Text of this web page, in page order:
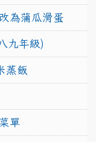
為蒲瓜滑蛋
九年級)
蒸飯
單